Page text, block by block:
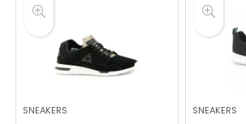
SNEAKERS SNEAKERS